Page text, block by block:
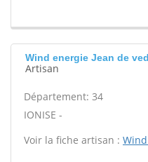
Wind energie Jean de
Artisan
Département: 34
IONISE -
Voir la fiche artisan :